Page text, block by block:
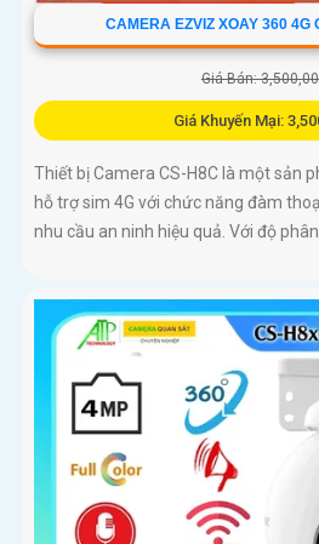
CAMERA EZVIZ XOAY 360 4G
Giá Bán:
Giá Khuyến Mại:
Thiết bị Camera CS-H8C là một sản
hỗ trợ sim 4G với chức năng đàm
nhu cầu an ninh hiệu quả. Với độ